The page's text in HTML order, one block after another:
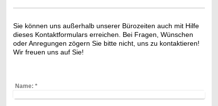
Sie können uns außerhalb unserer Bürozeiten auch mit Hilfe
dieses Kontaktformulars erreichen. Bei Fragen, Wünschen
oder Anregungen zögern Sie bitte nicht, uns zu kontaktieren!
Wir freuen uns auf Sie!
Name: *